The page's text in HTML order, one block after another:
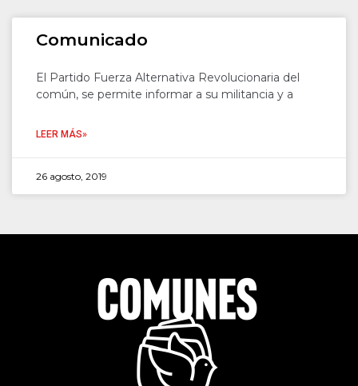
Comunicado
El Partido Fuerza Alternativa Revolucionaria del
común, se permite informar a su militancia y a
LEER MÁS»
26 agosto, 2019